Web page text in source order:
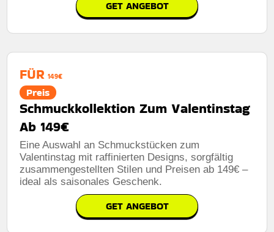
GET ANGEBOT
FÜR 149€
Preis
Schmuckkollektion Zum Valentinstag
Ab 149€
Eine Auswahl an Schmuckstücken zum
Valentinstag mit raffinierten Designs, sorgfältig
zusammengestellten Stilen und Preisen ab 149€ –
ideal als saisonales Geschenk.
GET ANGEBOT